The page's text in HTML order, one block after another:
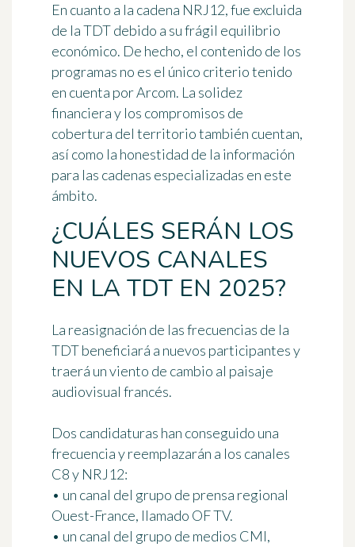
En cuanto a la cadena NRJ12, fue excluida
de la TDT debido a su frágil equilibrio
económico. De hecho, el contenido de los
programas no es el único criterio tenido
en cuenta por Arcom. La solidez
financiera y los compromisos de
cobertura del territorio también cuentan,
así como la honestidad de la información
para las cadenas especializadas en este
ámbito.
¿CUÁLES SERÁN LOS
NUEVOS CANALES
EN LA TDT EN 2025?
La reasignación de las frecuencias de la
TDT beneficiará a nuevos participantes y
traerá unviento de cambio al paisaje
audiovisual francés.
Dos candidaturas han conseguido una
frecuencia y reemplazarán a los canales
C8 y NRJ12:
• un canal del grupo de prensa regional
Ouest-France, llamado OF TV.
• un canal del grupo de medios CMI,